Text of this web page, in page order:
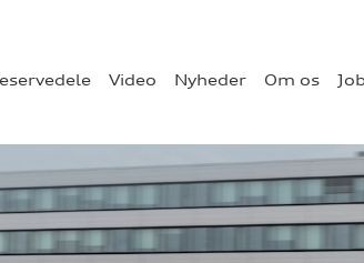
Video Nyheder Om os